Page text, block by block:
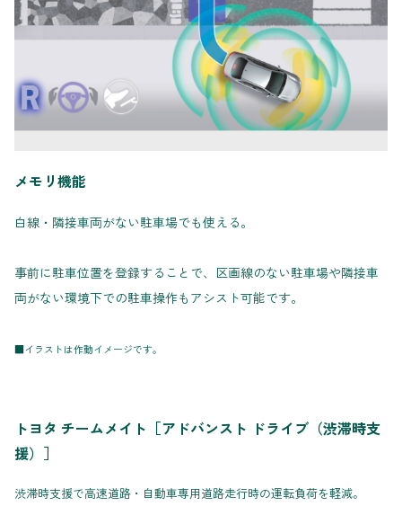
メモリ機能
白線・隣接車両がない駐車場でも使える。
事前に駐車位置を登録することで、区画線のない駐車場や隣接車
両がない環境下での駐車操作もアシスト可能です。
■イラストは作動イメージです。
トヨタ チームメイト［アドバンスト ドライブ（渋滞時支
援）］
渋滞時支援で高速道路・自動車専用道路走行時の運転負荷を軽減。